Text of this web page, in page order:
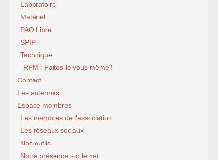
Laboratoire
Matériel
PAO Libre
SPIP
Technique
RPM : Faites-le vous même !
Contact
Les antennes
Espace membres
Les membres de l’association
Les réseaux sociaux
Nos outils
Notre présence sur le net